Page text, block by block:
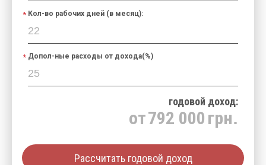
Кол-во рабочих дней (в месяц):
Допол-ные расходы от дохода(%)
годовой доход:
от792 000 грн.
Рассчитать годовой доход